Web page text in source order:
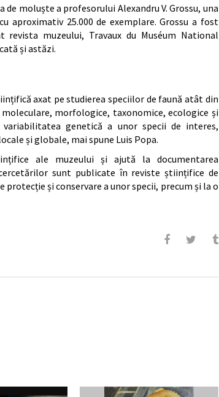
moluște a profesorului Alexandru V. Grossu, una
aproximativ 25.000 de exemplare. Grossu a fost
muzeului, Travaux du Muséum National
și astăzi.
axat pe studierea speciilor de faună atât din
morfologice, taxonomice, ecologice și
genetică a unor specii de interes,
și globale, mai spune Luis Popa.
ale muzeului și ajută la documentarea
sunt publicate în reviste științifice de
și conservare a unor specii, precum și la o